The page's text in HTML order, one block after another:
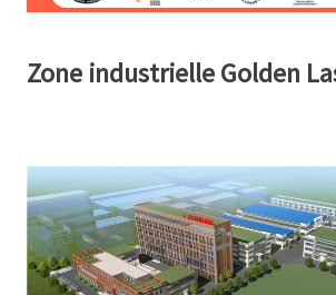
Zone industrielle Golden